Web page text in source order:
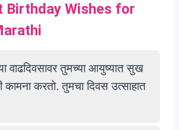
Birthday Wishes for
वाढदिवसावर तुमच्या आयुष्यात सुख
कामना करतो. तुमचा दिवस उत्साहात